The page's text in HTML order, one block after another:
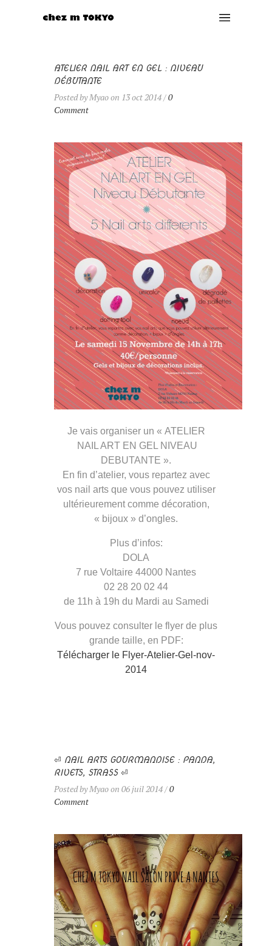
ATELIER NAIL ART EN GEL : NIVEAU
DÉBUTANTE
Posted by Myao on 13 oct 2014 /0
Comment
Je vais organiser un « ATELIER
NAIL ART EN GEL NIVEAU
DEBUTANTE ».
En fin d’atelier, vous repartez avec
vos nail arts que vous pouvez utiliser
ultérieurement comme décoration,
« bijoux » d’ongles.
Plus d’infos:
DOLA
7 rue Voltaire 44000 Nantes
02 28 20 02 44
de 11h à 19h du Mardi au Samedi
Vous pouvez consulter le flyer de plus
grande taille, en PDF:
Télécharger le Flyer-Atelier-Gel-nov-
2014
⏎ NAIL ARTS GOURMANDISE : PANDA,
RIVETS, STRASS ⏎
Posted by Myao on 06 juil 2014 /0
Comment